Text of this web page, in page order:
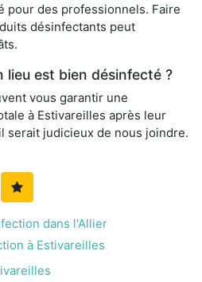
pour des professionnels. Faire
désinfectants peut
lieu est bien désinfecté ?
vous garantir une
à Estivareilles après leur
serait judicieux de nous joindre.
dans l'Allier
à Estivareilles